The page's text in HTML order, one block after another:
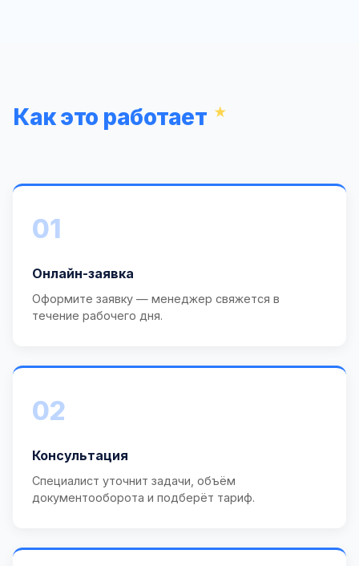
Как это работает
01
Онлайн-заявка
Оформите заявку — менеджер свяжется в
течение рабочего дня.
02
Консультация
Специалист уточнит задачи, объём
документооборота и подберёт тариф.